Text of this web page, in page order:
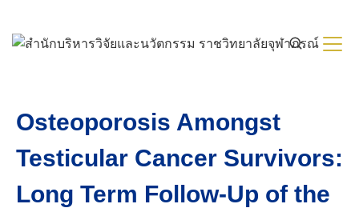
content
Osteoporosis Amongst
Testicular Cancer Survivors:
Long Term Follow-Up of the